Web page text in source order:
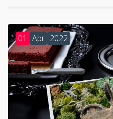
01 Apr 2022